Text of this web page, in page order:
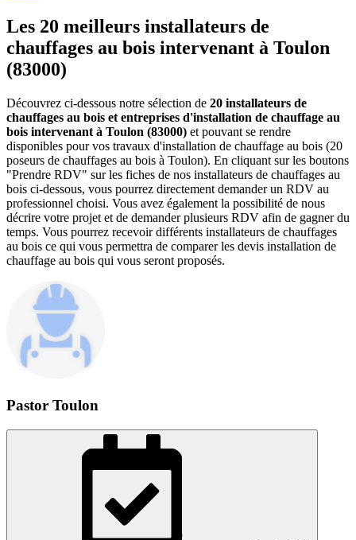
Les 20 meilleurs installateurs de
chauffages au bois intervenant à Toulon
(83000)
Découvrez ci-dessous notre sélection de 20 installateurs de
chauffages au bois et entreprises d'installation de chauffage au
bois intervenant à Toulon (83000) et pouvant se rendre
disponibles pour vos travaux d'installation de chauffage au bois (20
poseurs de chauffages au bois à Toulon). En cliquant sur les boutons
"Prendre RDV" sur les fiches de nos installateurs de chauffages au
bois ci-dessous, vous pourrez directement demander un RDV au
professionnel choisi. Vous avez également la possibilité de nous
décrire votre projet et de demander plusieurs RDV afin de gagner du
temps. Vous pourrez recevoir différents installateurs de chauffages
au bois ce qui vous permettra de comparer les devis installation de
chauffage au bois qui vous seront proposés.
Pastor Toulon